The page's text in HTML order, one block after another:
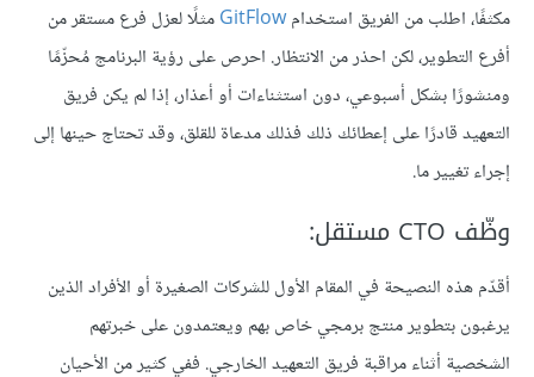
مكثفًا، اطلب من الفريق استخدامGitFlowمثلًا لعزل فرع مستقر من
أفرع التطوير، لكن احذر من الانتظار. احرص على رؤية البرنامج مُحزّمًا
ومنشورًا بشكل أسبوعي، دون استثناءات أو أعذار، إذا لم يكن فريق
التعهيد قادرًا على إعطائك ذلك فذلك مدعاة للقلق، وقد تحتاج حينها إلى
إجراء تغيير ما.
وظّف CTO مستقل:
أقدّم هذه النصيحة في المقام الأول للشركات الصغيرة أو الأفراد الذين
يرغبون بتطوير منتج برمجي خاص بهم ويعتمدون على خبرتهم
الشخصية أثناء مراقبة فريق التعهيد الخارجي. ففي كثير من الأحيان